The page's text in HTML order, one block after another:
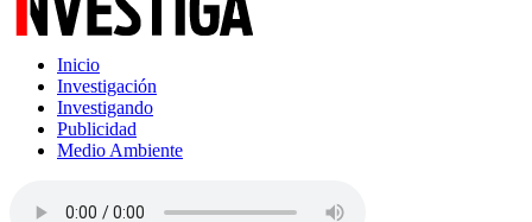
Inicio
Investigación
Investigando
Publicidad
Medio Ambiente